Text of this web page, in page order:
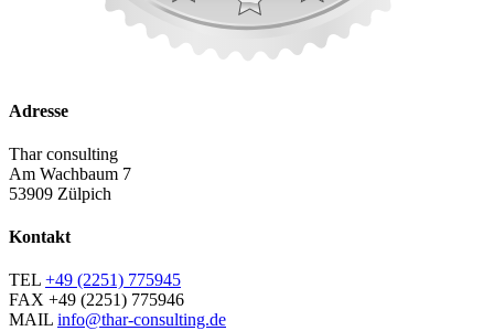
Adresse
Thar consulting
Am Wachbaum 7
53909 Zülpich
Kontakt
TEL +49 (2251) 775945
FAX +49 (2251) 775946
MAIL info@thar-consulting.de